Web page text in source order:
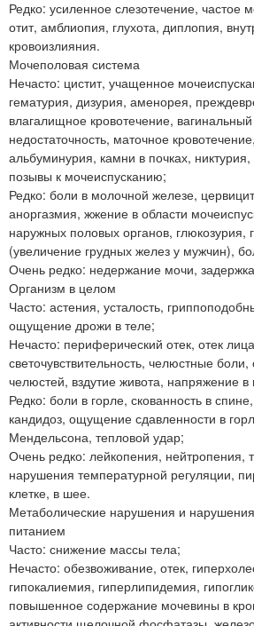
Редко: усиленное слезотечение, частое
отит, амблиопия, глухота, диплопия,
кровоизлияния.
Мочеполовая система
Нечасто: цистит, учащенное
гематурия, дизурия, аменорея,
влагалищное кровотечение,
недостаточность, маточное
альбуминурия, камни в почках,
позывы к мочеиспусканию;
Редко: боли в молочной железе,
аноргазмия, жжение в области
наружных половых органов, глюкозурия,
(увеличение грудных желез у мужчин),
Очень редко: недержание мочи,
Организм в целом
Часто: астения, усталость,
ощущение дрожи в теле;
Нечасто: периферический отек, отек
светочувствительность, челюстные боли,
челюстей, вздутие живота, напряжение в
Редко: боли в горле, скованность в
кандидоз, ощущение сдавленности в
Мендельсона, тепловой удар;
Очень редко: лейкопения, нейтропения,
нарушения температурной регуляции,
клетке, в шее.
Метаболические нарушения и
питанием
Часто: снижение массы тела;
Нечасто: обезвоживание, отек,
гипокалиемия, гиперлипидемия,
повышенное содержание мочевины в